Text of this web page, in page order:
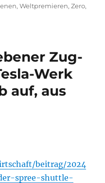
,Weltpremieren,Zero,
Zug-
Werk
auf, aus
beitrag/2024
spree-shuttle-